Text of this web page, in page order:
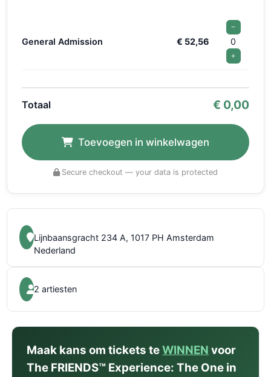
General Admission € 52,56
−
0
+
Totaal € 0,00
Toevoegen in winkelwagen
Secure checkout — your data is protected
Lijnbaansgracht 234 A, 1017 PH Amsterdam
Nederland
2 artiesten
Maak kans om tickets teWINNEN voor
The FRIENDS™ Experience: The One in